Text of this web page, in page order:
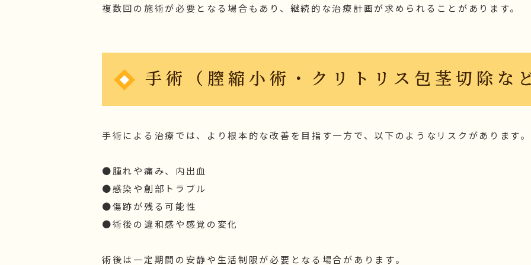
複数回の施術が必要となる場合もあり、継続的な治療計画が求められることがあります。
手術（膣縮小術・クリトリス包茎切除な
手術による治療では、より根本的な改善を目指す一方で、以下のようなリスクがあります。
●腫れや痛み、内出血
●感染や創部トラブル
●傷跡が残る可能性
●術後の違和感や感覚の変化
術後は一定期間の安静や生活制限が必要となる場合があります。